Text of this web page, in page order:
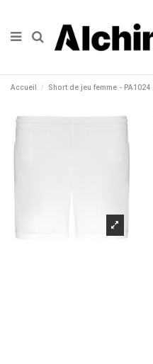
Accueil Short de jeu femme - PA1024